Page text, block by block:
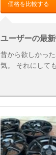
価格を比較する
ユーザーの最
昔から欲しかっ
気。 それにして